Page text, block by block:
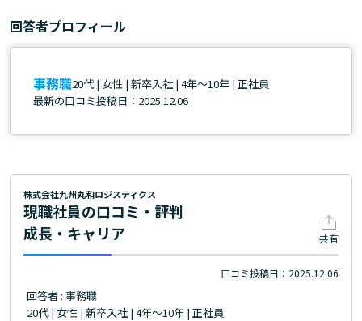
回答者プロフィール
事務職20代 | 女性 | 新卒入社 | 4年～10年 | 正社員
最新の口コミ投稿日：2025.12.06
株式会社九州丸和ロジスティクス
現職社員の口コミ・評判
成長・キャリア
共有
口コミ投稿日：2025.12.06
回答者 : 事務職
20代 | 女性 | 新卒入社 | 4年～10年 | 正社員